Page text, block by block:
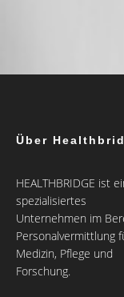
Über
HEALTHBRIDGE ist
spezialisiertes
Unternehmen im
Personalvermittlung
Medizin, Pflege und
Forschung.